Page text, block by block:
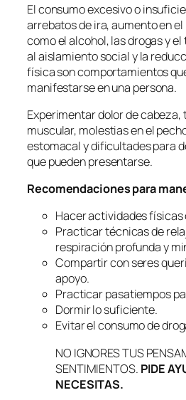
El consumo excesivo o
arrebatos de ira, aumento en
como el alcohol, las drogas y
al aislamiento social y la
física son comportamientos
manifestarse en una persona.
Experimentar dolor de cabeza,
muscular, molestias en el
estomacal y dificultades para
que pueden presentarse.
Recomendaciones para
Hacer actividades físicas
Practicar técnicas de
respiración profunda y
Compartir con seres
apoyo.
Practicar pasatiempos
Dormir lo suficiente.
Evitar el consumo de
NO IGNORES TUS
SENTIMIENTOS. PIDE
NECESITAS.